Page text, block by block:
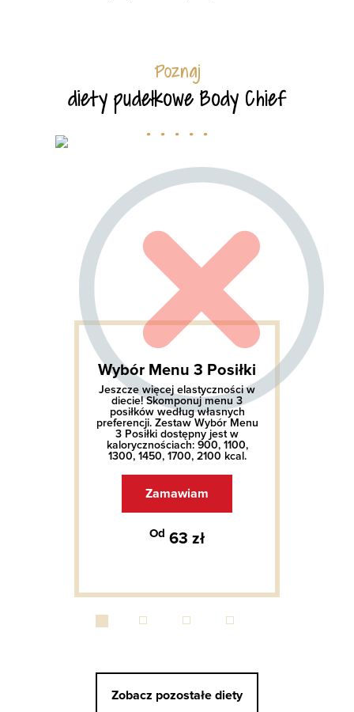
Poznaj
diety pudełkowe Body Chief
. . . . .
Wybór Menu 3 Posiłki
Jeszcze więcej elastyczności w
diecie! Skomponuj menu 3
posiłków według własnych
preferencji. Zestaw Wybór Menu
3 Posiłki dostępny jest w
kalorycznościach: 900, 1100,
1300, 1450, 1700, 2100 kcal.
Zamawiam
Od 63 zł
Zobacz pozostałe diety